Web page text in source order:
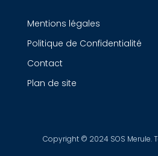
Mentions légales
Politique de Confidentialité
Contact
Plan de site
Copyright © 2024 SOS Merule.